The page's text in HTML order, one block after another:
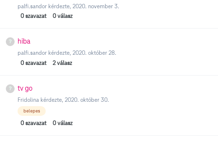
palfi.sandor kérdezte, 2020. november 3.
0 szavazat 0 válasz
hiba
palfi.sandor kérdezte, 2020. október 28.
0 szavazat 2 válasz
tv go
Fridolina kérdezte, 2020. október 30.
belepes
0 szavazat 0 válasz